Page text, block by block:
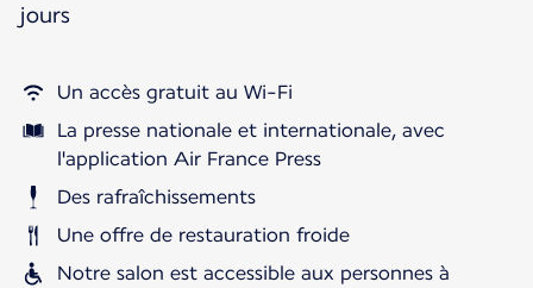
jours
Un accès gratuit au Wi-Fi
La presse nationale et internationale, avec
l'application Air France Press
Des rafraîchissements
Une offre de restauration froide
Notre salon est accessible aux personnes à